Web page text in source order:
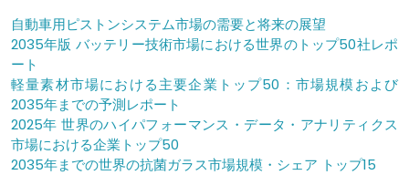
自動車用ピストンシステム市場の需要と将来の展望
2035年版 バッテリー技術市場における世界のトップ50社レポ
ート
軽量素材市場における主要企業トップ50：市場規模および
2035年までの予測レポート
2025年 世界のハイパフォーマンス・データ・アナリティクス
市場における企業トップ50
2035年までの世界の抗菌ガラス市場規模・シェア トップ15